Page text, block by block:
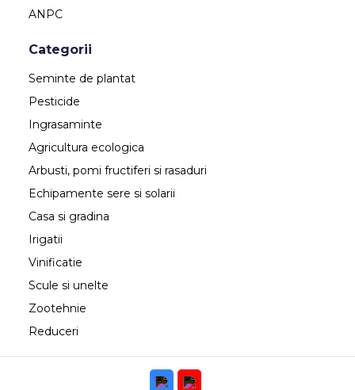
ANPC
Categorii
Seminte de plantat
Pesticide
Ingrasaminte
Agricultura ecologica
Arbusti, pomi fructiferi si rasaduri
Echipamente sere si solarii
Casa si gradina
Irigatii
Vinificatie
Scule si unelte
Zootehnie
Reduceri